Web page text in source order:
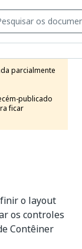
parcialmente
publicado
ficar
o layout
os controles
Contêiner